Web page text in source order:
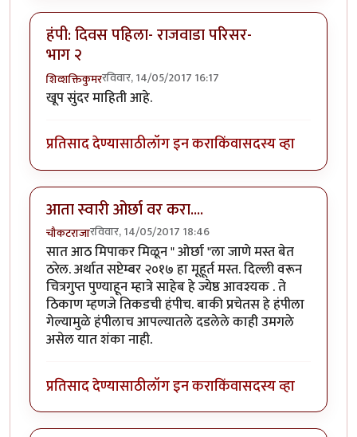
हंपी: दिवस पहिला- राजवाडा परिसर-
भाग २
शिव्शक्तिकुमररविवार, 14/05/2017 16:17
खूप सुंदर माहिती आहे.
प्रतिसाद देण्यासाठीलॉग इन कराकिंवासदस्य व्हा
आता स्वारी ओर्छा वर करा....
चौकटराजारविवार, 14/05/2017 18:46
सात आठ मिपाकर मिळून " ओर्छा "ला जाणे मस्त बेत
ठरेल. अर्थात सप्टेम्बर २०१७ हा मूहूर्त मस्त. दिल्ली वरून
चित्रगुप्त पुण्याहून म्हात्रे साहेब हे ज्येष्ठ आवश्यक . ते
ठिकाण म्हणजे तिकडची हंपीच. बाकी प्रचेतस हे हंपीला
गेल्यामुळे हंपीलाच आपल्यातले दडलेले काही उमगले
असेल यात शंका नाही.
प्रतिसाद देण्यासाठीलॉग इन कराकिंवासदस्य व्हा